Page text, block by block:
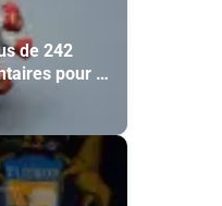
de 242
pour la